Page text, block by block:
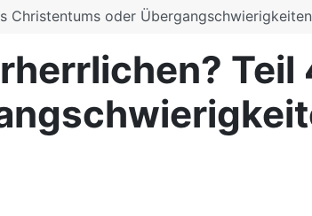
Christentums oder
Teil